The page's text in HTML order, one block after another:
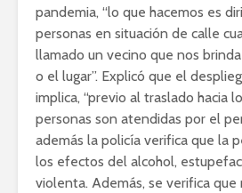
pandemia, “lo que hacemos es
personas en situación de calle
llamado un vecino que nos
o el lugar”. Explicó que el
implica, “previo al traslado hacia
personas son atendidas por el
además la policía verifica que la
los efectos del alcohol,
violenta. Además, se verifica que